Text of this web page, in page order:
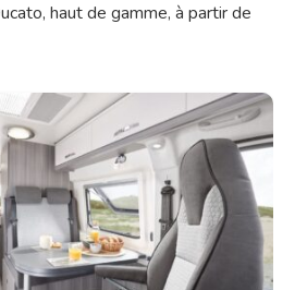
haut de gamme, à partir de